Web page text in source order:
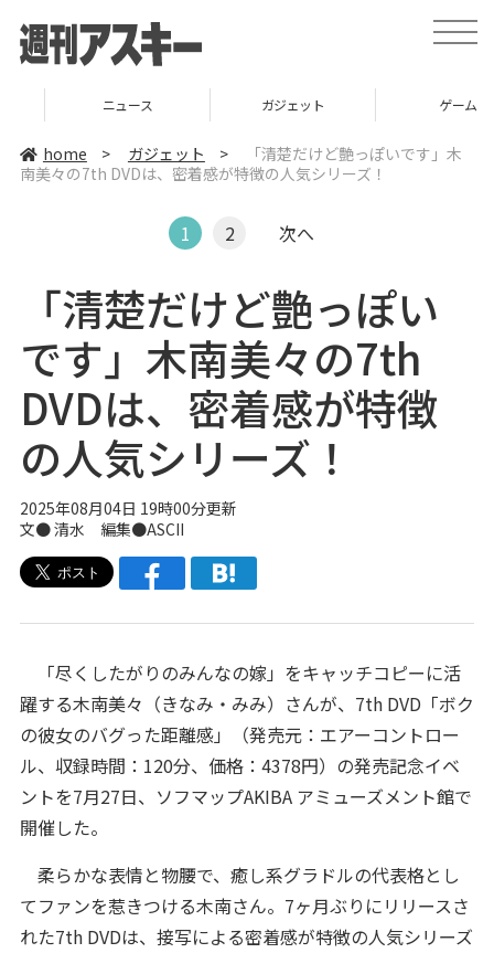
t
o
e
a
v
ニュース ガジェット
home > ガジェット >
「清楚だけど艶っぽいです」木
南美々の7th DVDは、密着感が特徴の人気シリーズ！
1 2 次へ
「清楚だけど艶っぽい
です」木南美々の7th
DVDは、密着感が特徴
の人気シリーズ！
2025年08月04日 19時00分更新
文● 清水 編集●ASCII
「尽くしたがりのみんなの嫁」をキャッチコピーに活
躍する木南美々（きなみ・みみ）さんが、7th DVD「ボク
の彼女のバグった距離感」（発売元：エアーコントロー
ル、収録時間：120分、価格：4378円）の発売記念イベ
ントを7月27日、ソフマップAKIBA アミューズメント館で
開催した。
柔らかな表情と物腰で、癒し系グラドルの代表格とし
てファンを惹きつける木南さん。7ヶ月ぶりにリリースさ
れた7th DVDは、接写による密着感が特徴の人気シリーズ